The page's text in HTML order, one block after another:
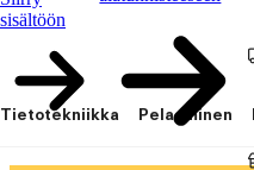
sisältöön
Tietotekniikka Pelaaminen